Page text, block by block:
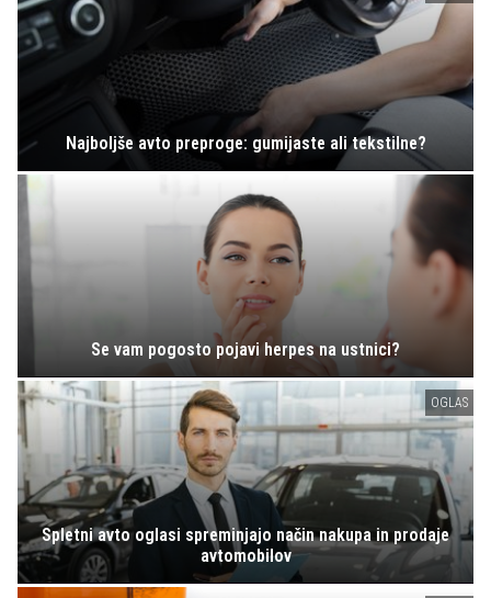
Najboljše avto preproge: gumijaste ali tekstilne?
Se vam pogosto pojavi herpes na ustnici?
OGLAS
Spletni avto oglasi spreminjajo način nakupa in prodaje
avtomobilov